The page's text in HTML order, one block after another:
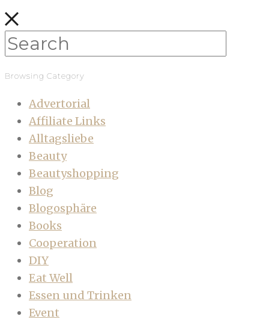
Browsing Category
Advertorial
Affiliate Links
Alltagsliebe
Beauty
Beautyshopping
Blog
Blogosphäre
Books
Cooperation
DIY
Eat Well
Essen und Trinken
Event